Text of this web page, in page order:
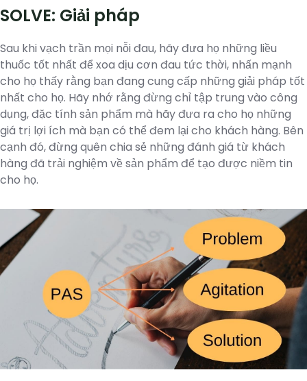
SOLVE: Giải pháp
Sau khi vạch trần mọi nỗi đau, hãy đưa họ những liều
thuốc tốt nhất để xoa dịu cơn đau tức thời, nhấn mạnh
cho họ thấy rằng bạn đang cung cấp những giải pháp tốt
nhất cho họ. Hãy nhớ rằng đừng chỉ tập trung vào công
dụng, đặc tính sản phẩm mà hãy đưa ra cho họ những
giá trị lợi ích mà bạn có thể đem lại cho khách hàng. Bên
cạnh đó, đừng quên chia sẻ những đánh giá từ khách
hàng đã trải nghiệm về sản phẩm để tạo được niềm tin
cho họ.